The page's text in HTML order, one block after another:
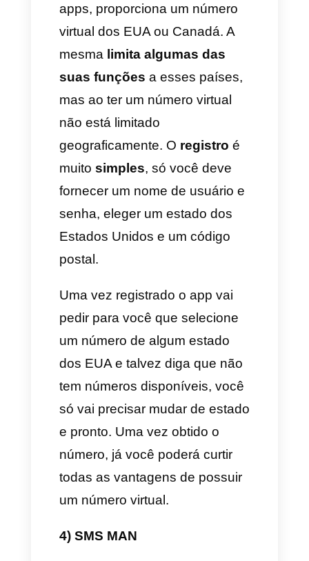
Essa é uma ferramenta muito
usada pelas empresas para
oferecer atendimento ao cliente
para seus serviços e que
de pago, voip que permite
gerenciar também call center.
diferença com oTexnow
oAircallé pago e pode
falamos anteriormente, mas
oferece um
teste gratuito de 7
diasque você pode utilizar para
experimentar.
Para que você possa se
registrar é muito fácil, só tem
que entrar na página web do
seguir o processo. Os passos